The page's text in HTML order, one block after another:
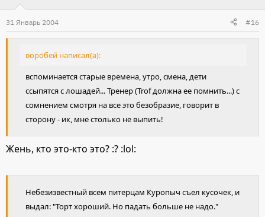
31 Январь 2004 #16
воробей написал(а):
вспоминается старые времена, утро, смена, дети
ссыпятся с лошадей... Тренер (Trof должна ее помнить...) с
сомнением смотря на все это безобразие, говорит в
сторону - ик, мне столько не выпить!
Жень, кто это-кто это? :? :lol:
Небезизвестный всем питерцам Куропыч съел кусочек, и
выдал: "Торт хороший. Но падать больше не надо."